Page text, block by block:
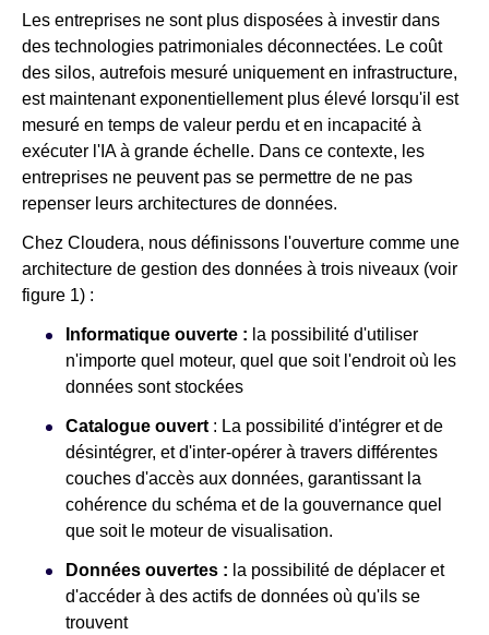
Les entreprises ne sont plus disposées à investir dans
des technologies patrimoniales déconnectées. Le coût
des silos, autrefois mesuré uniquement en infrastructure,
est maintenant exponentiellement plus élevé lorsqu'il est
mesuré en temps de valeur perdu et en incapacité à
exécuter l'IA à grande échelle. Dans ce contexte, les
entreprises ne peuvent pas se permettre de ne pas
repenser leurs architectures de données.
Chez Cloudera, nous définissons l'ouverture comme une
architecture de gestion des données à trois niveaux (voir
figure 1) :
Informatique ouverte : la possibilité d'utiliser
n'importe quel moteur, quel que soit l'endroit où les
données sont stockées
Catalogue ouvert: La possibilité d'intégrer et de
désintégrer, et d'inter-opérer à travers différentes
couches d'accès aux données, garantissant la
cohérence du schéma et de la gouvernance quel
que soit le moteur de visualisation.
Données ouvertes : la possibilité de déplacer et
d'accéder à des actifs de données où qu'ils se
trouvent